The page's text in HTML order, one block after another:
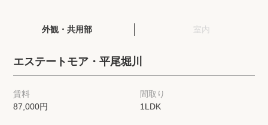
保存した検索条件
店舗・スタッフ紹介
希望条件を伝えてプロに探してもらう
外観・共用部 室内
エステートモア・平尾堀川
賃料
87,000円
間取り
1LDK